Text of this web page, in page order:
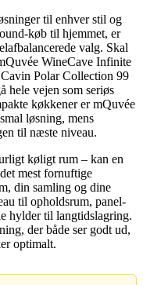
til enhver stil og
køb til hjemmet, er
valg. Skal
WineCave Infinite
Polar Collection 99
hele vejen som seriøs
køkkener er mQuvée
løsning, mens
til næste niveau.
køligt rum – kan en
mest fornuftige
din samling og dine
til opholdsrum, panel-
hylder til langtidslagring.
der både ser godt ud,
optimalt.